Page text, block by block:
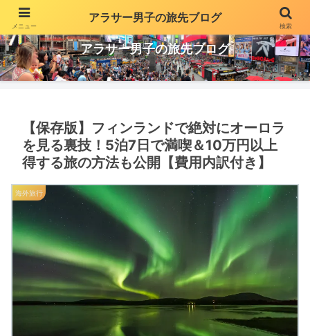
アラサー男子の旅先ブログ
【保存版】フィンランドで絶対にオーロラ
を見る裏技！5泊7日で満喫＆10万円以上
得する旅の方法も公開【費用内訳付き】
海外旅行
メニュー
アラサー男子の旅先ブログ
検索